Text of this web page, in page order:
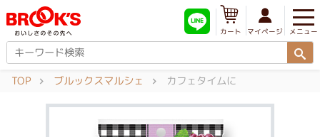
メニュー
マイページ
カート
TOP ブルックスマルシェ カフェタイムに